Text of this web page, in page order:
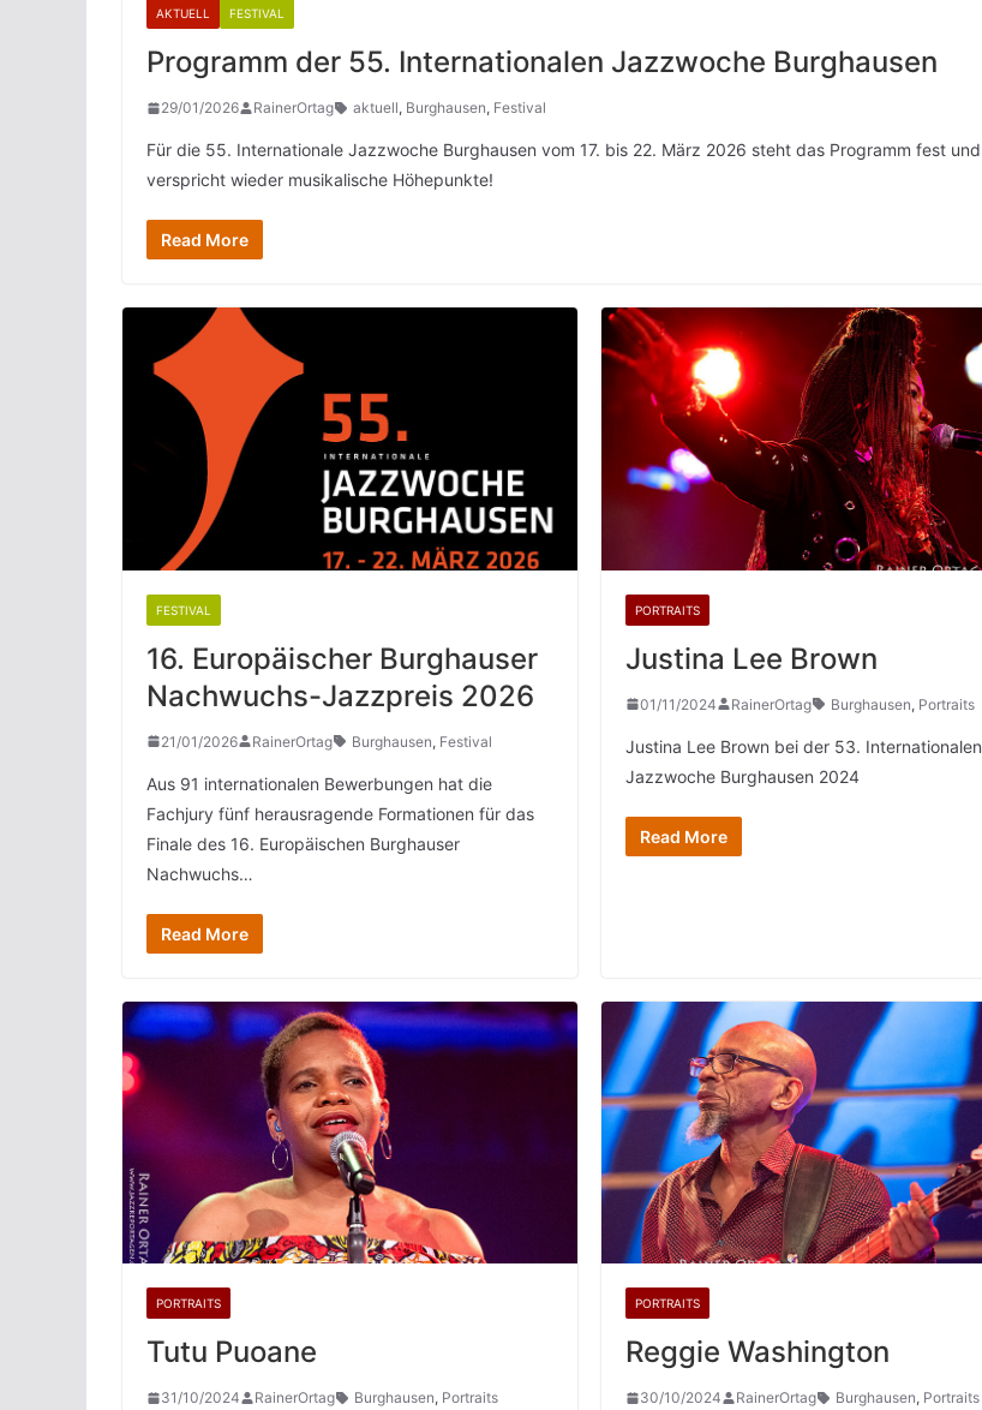
AKTUELL FESTIVAL
Programm der 55. Internationalen Jazzwoche Burghausen
29/01/2026 RainerOrtag aktuell, Burghausen, Festival
Für die 55. Internationale Jazzwoche Burghausen vom 17. bis 22. März 2026 steht das Programm fest und
verspricht wieder musikalische Höhepunkte!
Read More
FESTIVAL
16. Europäischer Burghauser
Nachwuchs-Jazzpreis 2026
21/01/2026 RainerOrtag Burghausen, Festival
Aus 91 internationalen Bewerbungen hat die
Fachjury fünf herausragende Formationen für das
Finale des 16. Europäischen Burghauser
Nachwuchs…
Read More
PORTRAITS
Justina Lee Brown
01/11/2024 RainerOrtag Burghausen, Portraits
Justina Lee Brown bei der 53. Internationalen
Jazzwoche Burghausen 2024
Read More
PORTRAITS
Tutu Puoane
31/10/2024 RainerOrtag Burghausen, Portraits
PORTRAITS
Reggie Washington
30/10/2024 RainerOrtag Burghausen, Portraits